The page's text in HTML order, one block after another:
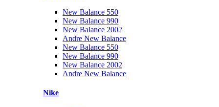
New Balance 550
New Balance 990
New Balance 2002
Andre New Balance
New Balance 550
New Balance 990
New Balance 2002
Andre New Balance
Nike